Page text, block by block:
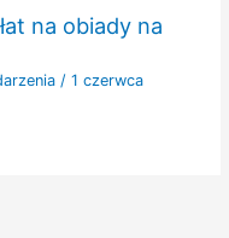
na obiady na
/ 1 czerwca